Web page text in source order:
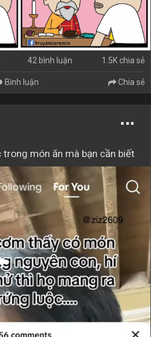
42 bình luận 1.5K chia sẻ
Bình luận Chia sẻ
món ăn mà bạn cần biết